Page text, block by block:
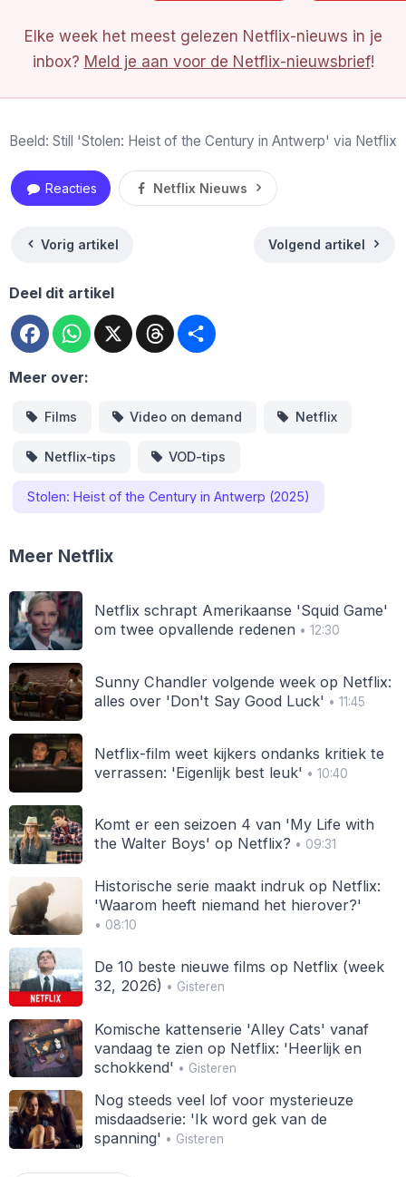
Elke week het meest gelezen Netflix-nieuws in je
inbox? Meld je aan voor de Netflix-nieuwsbrief!
Beeld: Still 'Stolen: Heist of the Century in Antwerp' via Netflix
Reacties Netflix Nieuws
Vorig artikel Volgend artikel
Deel dit artikel
FacebookWhatsApp
X Threads
Meer over:
Films Video on demand Netflix
Netflix-tips VOD-tips
Stolen: Heist of the Century in Antwerp (2025)
Meer Netflix
Netflix schrapt Amerikaanse 'Squid Game'
om twee opvallende redenen• 12:30
Sunny Chandler volgende week op Netflix:
alles over 'Don't Say Good Luck' • 11:45
Netflix-film weet kijkers ondanks kritiek te
verrassen: 'Eigenlijk best leuk' • 10:40
Komt er een seizoen 4 van 'My Life with
the Walter Boys' op Netflix? • 09:31
Historische serie maakt indruk op Netflix:
'Waarom heeft niemand het hierover?'
• 08:10
De 10 beste nieuwe films op Netflix (week
32, 2026) • Gisteren
Komische kattenserie 'Alley Cats' vanaf
vandaag te zien op Netflix: 'Heerlijk en
schokkend' • Gisteren
Nog steeds veel lof voor mysterieuze
misdaadserie: 'Ik word gek van de
spanning' • Gisteren